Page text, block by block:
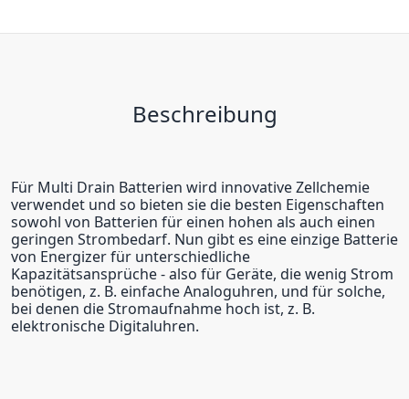
Beschreibung
Für Multi Drain Batterien wird innovative Zellchemie
verwendet und so bieten sie die besten Eigenschaften
sowohl von Batterien für einen hohen als auch einen
geringen Strombedarf. Nun gibt es eine einzige Batterie
von Energizer für unterschiedliche
Kapazitätsansprüche - also für Geräte, die wenig Strom
benötigen, z. B. einfache Analoguhren, und für solche,
bei denen die Stromaufnahme hoch ist, z. B.
elektronische Digitaluhren.